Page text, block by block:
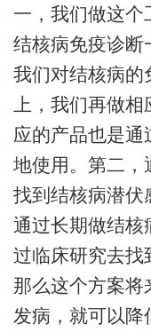
一，我们做这个
结核病免疫诊断
我们对结核病的
上，我们再做
应的产品也是通
地使用。第二，
找到结核病潜伏
通过长期做结核
过临床研究去找
那么这个方案将
发病，就可以降